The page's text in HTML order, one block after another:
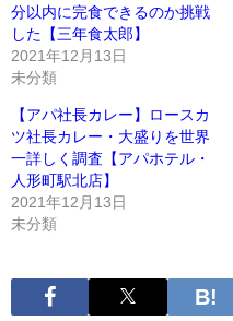
分以内に完食できるのか挑戦
した【三年食太郎】
2021年12月13日
未分類
【アパ社長カレー】ロースカ
ツ社長カレー・大盛りを世界
一詳しく調査【アパホテル・
人形町駅北店】
2021年12月13日
未分類